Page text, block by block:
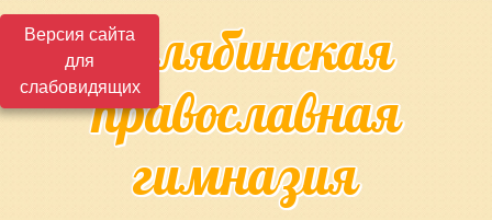
Версия сайта
для
слабовидящихЧелябинская
православная
гимназия